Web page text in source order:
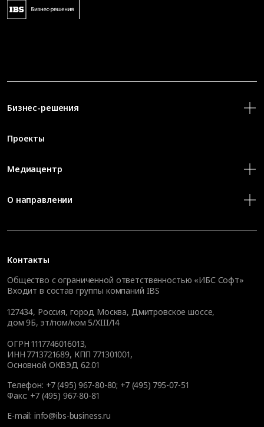
Контакты
Общество с ограниченной ответственностью «ИБС Софт»
Входит в состав группы компаний IBS
127434, Россия, город Москва, Дмитровское шоссе,
дом 9Б, эт/пом/ком 5/XIII/14
ОГРН 1117746016013,
ИНН 7713721689, КПП 771301001,
Основной ОКВЭД 62.01
Телефон: +7 (495) 967-80-80; +7 (495) 795-07-51
Факс: +7 (495) 967-80-81
E-mail: info@ibs-business.ru
Бизнес-решения
Проекты
Медиацентр
О направлении